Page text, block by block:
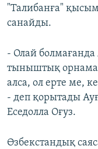
"Талибанға"
санайды.
- Олай болмағанда
тыныштық
алса, ол ерте ме,
- деп қорытады
Еседолла Оғуз.
Өзбекстандық